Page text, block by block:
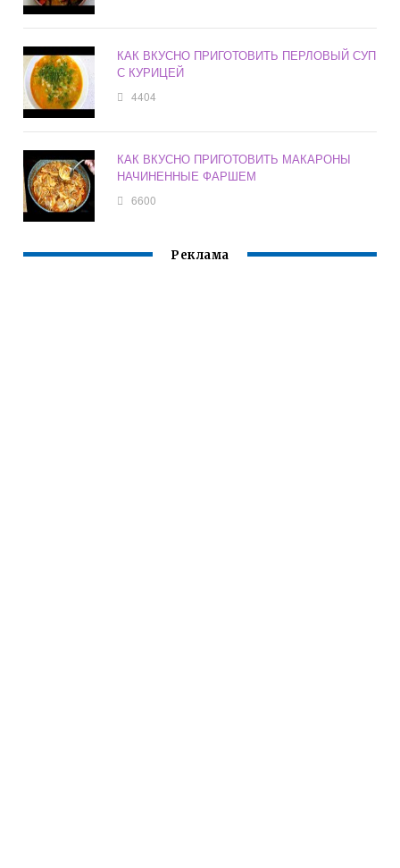
КАК ВКУСНО ПРИГОТОВИТЬ ПЕРЛОВЫЙ СУП
С КУРИЦЕЙ
4404
КАК ВКУСНО ПРИГОТОВИТЬ МАКАРОНЫ
НАЧИНЕННЫЕ ФАРШЕМ
6600
Реклама